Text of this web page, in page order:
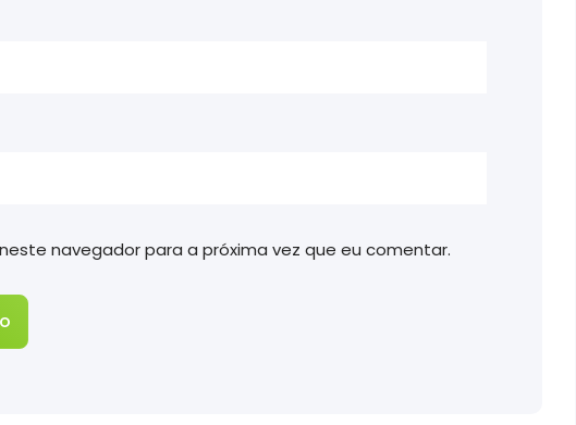
navegador para a próxima vez que eu comentar.